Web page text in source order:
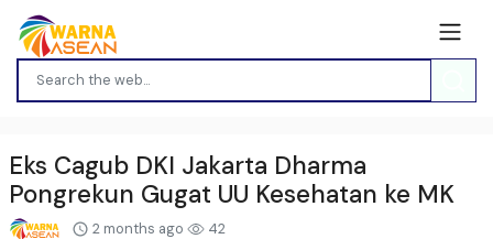
Eks Cagub DKI Jakarta Dharma
Pongrekun Gugat UU Kesehatan ke MK
2 months ago 42